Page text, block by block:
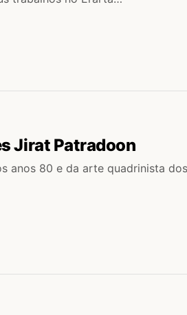
Jirat Patradoon
anos 80 e da arte quadrinista